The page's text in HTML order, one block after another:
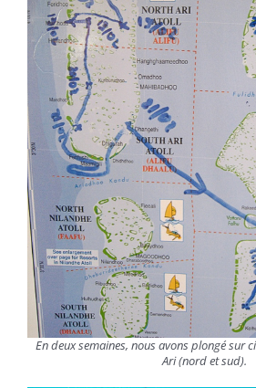
En deux semaines, nous avons plongé sur
Ari (nord et sud).